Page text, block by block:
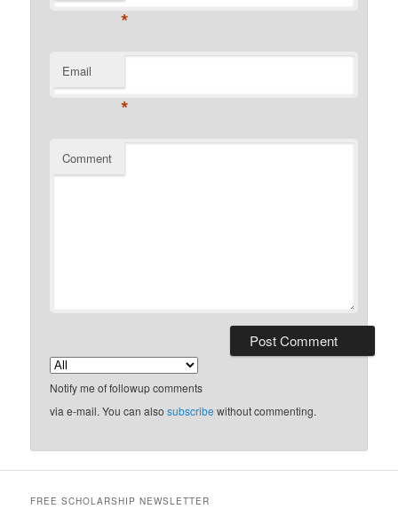
*
Email
*
Comment
Notify me of followup comments
via e-mail. You can alsosubscribe without commenting.
FREE SCHOLARSHIP NEWSLETTER